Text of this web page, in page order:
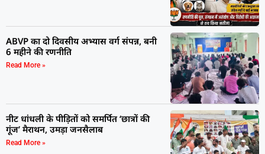
ABVP का दो दिवसीय अभ्यास वर्ग संपन्न, बनी
6 महीने की रणनीति
Read More »
नीट धांधली के पीड़ितों को समर्पित ‘छात्रों की
गूंज’ मैराथन, उमड़ा जनसैलाब
Read More »